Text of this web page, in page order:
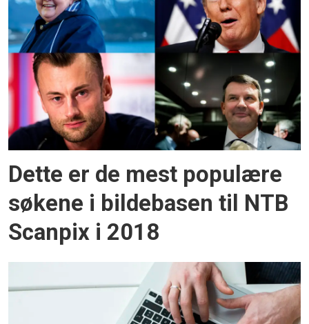
Dette er de mest populære
søkene i bildebasen til NTB
Scanpix i 2018